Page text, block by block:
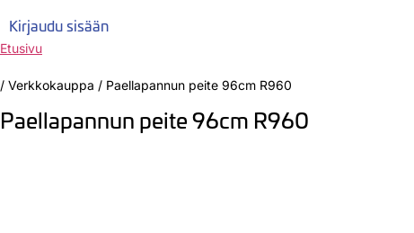
Kirjaudu sisään
Etusivu
/ Verkkokauppa / Paellapannun peite 96cm R960
Paellapannun peite 96cm R960